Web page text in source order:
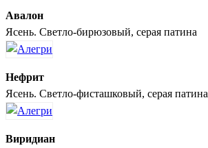
Авалон
Ясень. Светло-бирюзовый, серая патина
Нефрит
Ясень. Светло-фисташковый, серая патина
Виридиан